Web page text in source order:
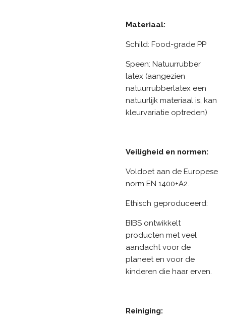
Materiaal:
Schild: Food-grade PP
Speen: Natuurrubber
latex (aangezien
natuurrubberlatex een
natuurlijk materiaal is, kan
kleurvariatie optreden)
Veiligheid en normen:
Voldoet aan de Europese
norm EN 1400+A2.
Ethisch geproduceerd:
BIBS ontwikkelt
producten met veel
aandacht voor de
planeet en voor de
kinderen die haar erven.
Reiniging: